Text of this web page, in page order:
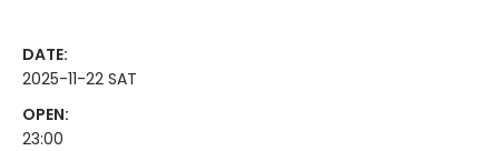
DATE:
2025-11-22 SAT
OPEN:
23:00